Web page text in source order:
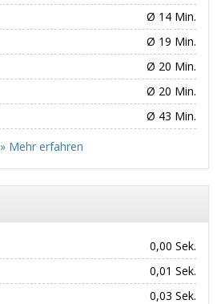
Ø 14 Min.
Ø 19 Min.
Ø 20 Min.
Ø 20 Min.
Ø 43 Min.
» Mehr erfahren
0,00 Sek.
0,01 Sek.
0,03 Sek.